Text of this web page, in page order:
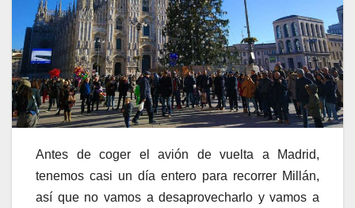
Antes de coger el avión de vuelta a Madrid,
tenemos casi un día entero para recorrer Millán,
así que no vamos a desaprovecharlo y vamos a